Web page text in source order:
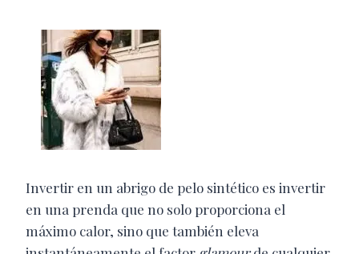
Invertir en un abrigo de pelo sintético es invertir
en una prenda que no solo proporciona el
máximo calor, sino que también eleva